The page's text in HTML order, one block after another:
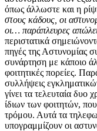
όπως άλλωστε και η
στους κάδους, οι
οι… παράπλευρες
περιστατικά
πηγές της Αστυνομίας
συνάρτηση με κάποιο
φοιτητικές πορείες.
συλλήψεις
γίνει τα τελευταία δυο
ίδιων των φοιτητών,
τρόμου. Αυτά τα
υπογραμμίζουν οι